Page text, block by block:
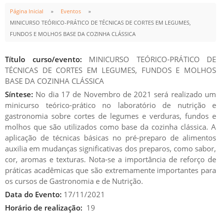
LEGUMES,
FUNDOS E
MOLHOS BASE
DA COZINHA
CLÁSSICA
Página Inicial
Eventos
MINICURSO TEÓRICO-PRÁTICO DE TÉCNICAS DE CORTES EM LEGUMES,
FUNDOS E MOLHOS BASE DA COZINHA CLÁSSICA
Título curso/evento:
MINICURSO TEÓRICO-PRÁTICO DE
TÉCNICAS DE CORTES EM LEGUMES, FUNDOS E MOLHOS
BASE DA COZINHA CLÁSSICA
Síntese: No dia 17 de Novembro de 2021 será realizado um
minicurso teórico-prático no laboratório de nutrição e
gastronomia sobre cortes de legumes e verduras, fundos e
molhos que são utilizados como base da cozinha clássica. A
aplicação de técnicas básicas no pré-preparo de alimentos
auxilia em mudanças significativas dos preparos, como sabor,
cor, aromas e texturas. Nota-se a importância de reforço de
práticas acadêmicas que são extremamente importantes para
os cursos de Gastronomia e de Nutrição.
Data do Evento: 17/11/2021
Horário de realização: 19